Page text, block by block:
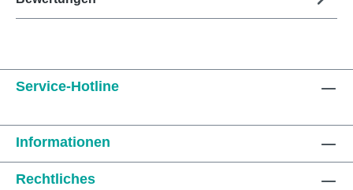
Service-Hotline
Informationen
Rechtliches